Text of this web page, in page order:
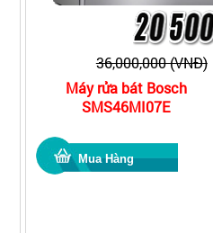
36,000,000 (VNĐ)
Máy rửa bát Bosch
SMS46MI07E